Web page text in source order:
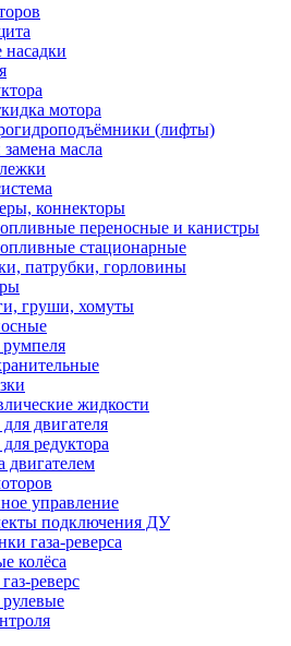
мотора
(лифты)
масла
коннекторы
переносные и канистры
стационарные
патрубки, горловины
груши, хомуты
жидкости
двигателя
редуктора
двигателем
управление
подключения ДУ
газа-реверса
колёса
реверс